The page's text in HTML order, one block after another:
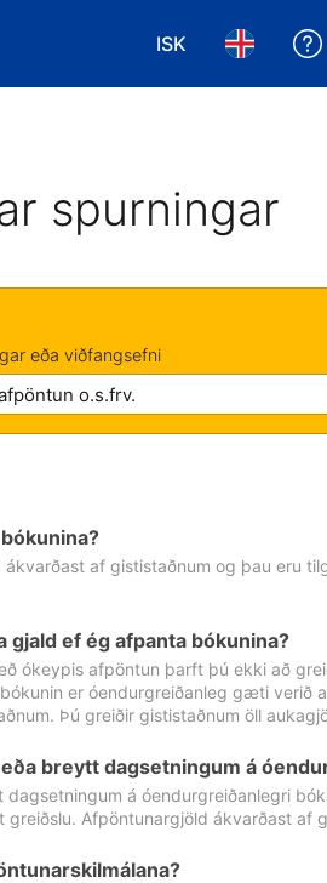
ISK
Veldu gjaldmiðil.
Veldu
spurningar
eða viðfangsefni
af gististaðnum og þau eru
gjald ef ég afpanta bókunina?
ókeypis afpöntun þarft þú ekki að
er óendurgreiðanleg gæti verið
Þú greiðir gististaðnum öll
breytt dagsetningum á
á óendurgreiðanlegri
greiðslu. Afpöntunargjöld ákvarðast af